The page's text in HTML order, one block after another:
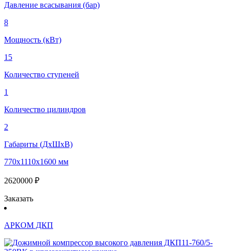
Давление всасывания (бар)
8
Мощность (кВт)
15
Количество ступеней
1
Количество цилиндров
2
Габариты (ДхШхВ)
770x1110x1600 мм
2620000 ₽
Заказать
АРКОМ ДКП